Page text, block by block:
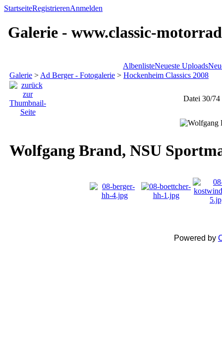
StartseiteRegistrierenAnmelden
Galerie - www.classic-
AlbenlisteNeueste Uploads
Galerie > Ad Berger - Fotogalerie > Hockenheim Classics 2008
Datei 30/74
Wolfgang Brand, NSU
Powered by